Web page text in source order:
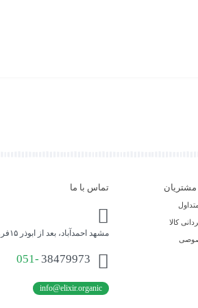
کالا
تماس با ما
مشهد احمدآباد، بعد از ابوذر ۱۵فروشگاه محصولات ارگانیک اکسیر حیات
051- 38479973
info@elixir.organic